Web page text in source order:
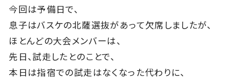
今回は予備日で、
息子はバスケの北薩選抜があって欠席しましたが、
ほとんどの大会メンバーは、
先日、試走したとのことで、
本日は指宿での試走はなくなった代わりに、